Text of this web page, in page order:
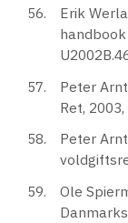
Erik
Peter
Ret, 2003,
Peter
Ole